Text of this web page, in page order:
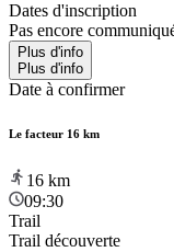
Dates d'inscription
Pas encore
Plus d'info
Plus d'info
Date à confirmer
Le facteur 16 km
16 km
09:30
Trail
Trail découverte